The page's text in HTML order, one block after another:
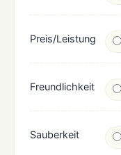
Preis/Leistung
Freundlichkeit
Sauberkeit